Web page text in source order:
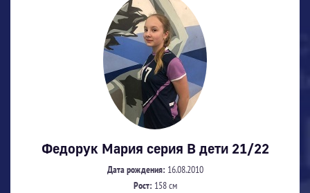
Федорук Мария серия В дети 21/22
Дата рождения: 16.08.2010
Рост: 158 см